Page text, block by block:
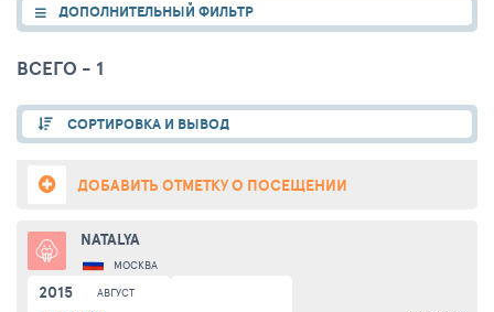
ДОПОЛНИТЕЛЬНЫЙ ФИЛЬТР
ВСЕГО - 1
СОРТИРОВКА И ВЫВОД
ДОБАВИТЬ ОТМЕТКУ О ПОСЕЩЕНИИ
NATALYA
МОСКВА
2015
АВГУСТ